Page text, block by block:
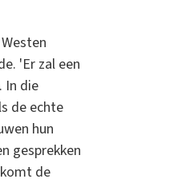
'Er zal een
In die
de echte
hun
gesprekken
de